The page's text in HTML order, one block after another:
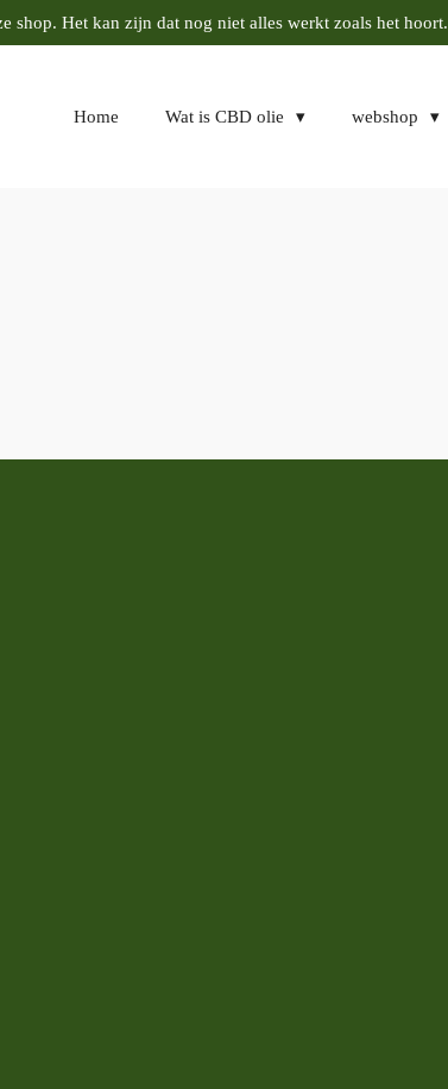
shop. Het kan zijn dat nog niet alles werkt zoals het hoort.
Home Wat is CBD olie webshop